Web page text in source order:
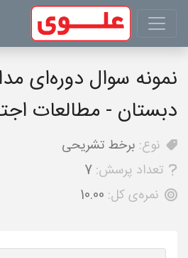
دبستان - مطالعات
نوع: برخط تشریحی
تعداد پرسش: 7
نمره‌ی کل: 10.00